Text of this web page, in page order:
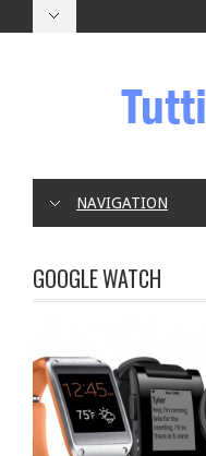
NAVIGATION
GOOGLE WATCH